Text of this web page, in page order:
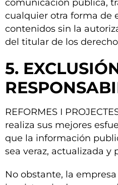
comunicación pública,
cualquier otra forma de
contenidos sin la
del titular de los
5.
REFORMES I
realiza sus mejores
que la información
sea veraz, actualizada y
No obstante, la